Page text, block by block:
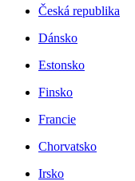
Česká republika
Dánsko
Estonsko
Finsko
Francie
Chorvatsko
Irsko